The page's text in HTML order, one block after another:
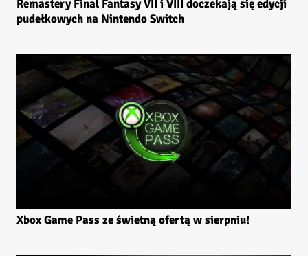
Remastery Final Fantasy VII i VIII doczekają się edycji
pudełkowych na Nintendo Switch
Xbox Game Pass ze świetną ofertą w sierpniu!